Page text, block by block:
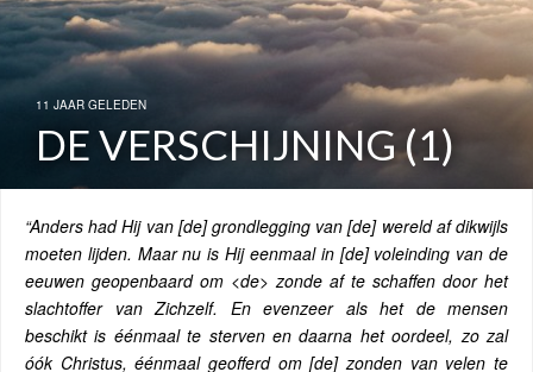
11 JAAR GELEDEN
DE VERSCHIJNING (1)
“Anders had Hij van [de] grondlegging van [de] wereld af dikwijls
moeten lijden. Maar nu is Hij eenmaal in [de] voleinding van de
eeuwen geopenbaard om <de> zonde af te schaffen door het
slachtoffer van Zichzelf. En evenzeer als het de mensen
beschikt is éénmaal te sterven en daarna het oordeel, zo zal
óók Christus, éénmaal geofferd om [de] zonden van velen te